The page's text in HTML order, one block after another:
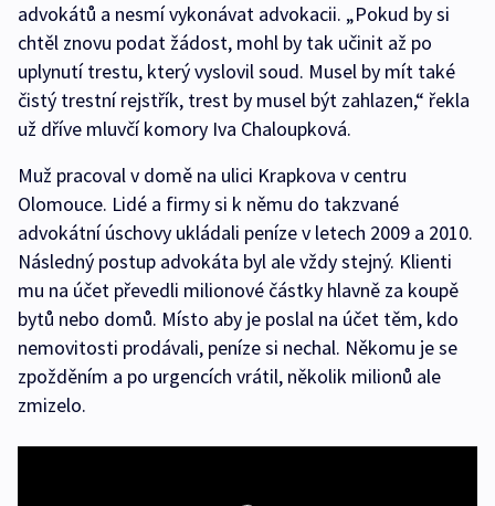
advokátů a nesmí vykonávat advokacii. „Pokud by si
chtěl znovu podat žádost, mohl by tak učinit až po
uplynutí trestu, který vyslovil soud. Musel by mít také
čistý trestní rejstřík, trest by musel být zahlazen,“ řekla
už dříve mluvčí komory Iva Chaloupková.
Muž pracoval v domě na ulici Krapkova v centru
Olomouce. Lidé a firmy si k němu do takzvané
advokátní úschovy ukládali peníze v letech 2009 a 2010.
Následný postup advokáta byl ale vždy stejný. Klienti
mu na účet převedli milionové částky hlavně za koupě
bytů nebo domů. Místo aby je poslal na účet těm, kdo
nemovitosti prodávali, peníze si nechal. Někomu je se
zpožděním a po urgencích vrátil, několik milionů ale
zmizelo.